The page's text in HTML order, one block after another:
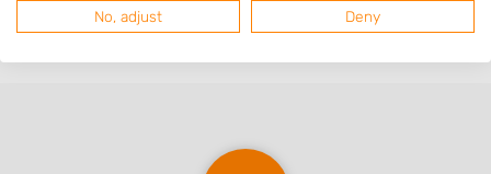
No, adjust Deny